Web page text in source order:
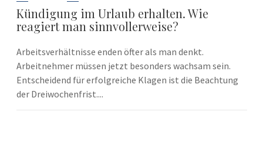
Kündigung im Urlaub erhalten. Wie
reagiert man sinnvollerweise?
Arbeitsverhältnisse enden öfter als man denkt.
Arbeitnehmer müssen jetzt besonders wachsam sein.
Entscheidend für erfolgreiche Klagen ist die Beachtung
der Dreiwochenfrist....